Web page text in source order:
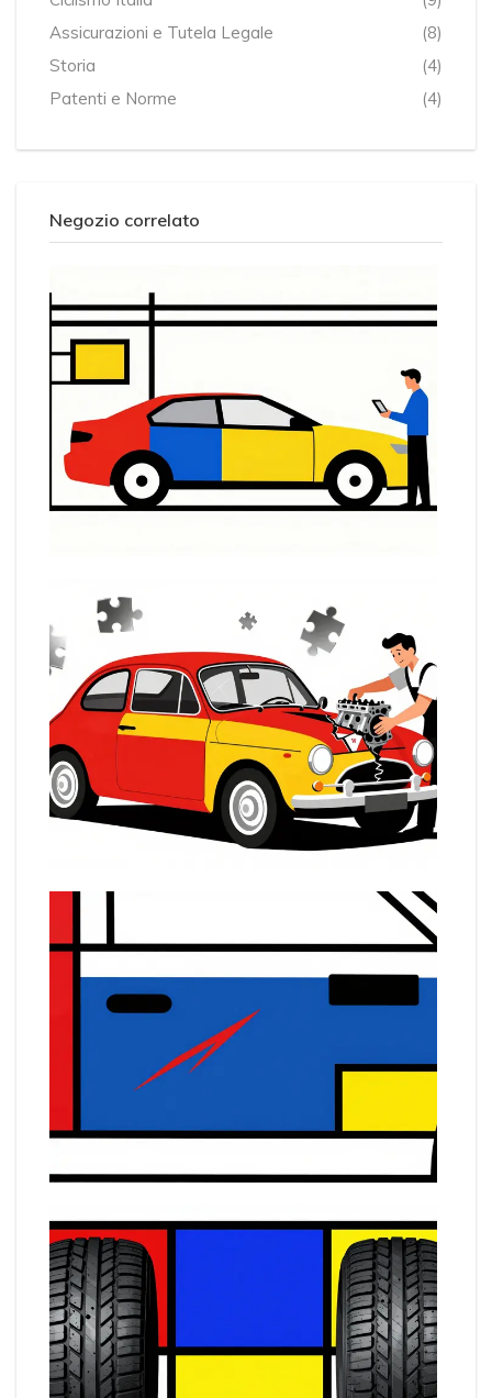
Assicurazioni e Tutela Legale
(8)
Storia
(4)
Patenti e Norme
(4)
Negozio correlato